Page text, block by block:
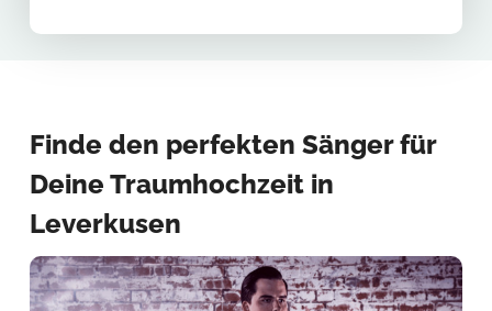
Finde den perfekten Sänger für
Deine Traumhochzeit in
Leverkusen